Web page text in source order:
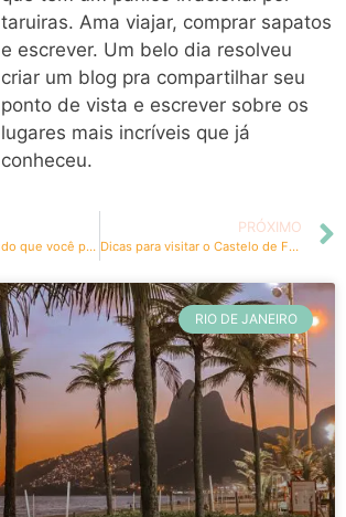
taruiras. Ama viajar, comprar sapatos
e escrever. Um belo dia resolveu
criar um blog pra compartilhar seu
ponto de vista e escrever sobre os
lugares mais incríveis que já
conheceu.
Parque Guinle: Tudo que você precisa saber antes de ir
PRÓXIMO
Dicas para visitar o Castelo de Fontainebleau perto de Paris
RIO DE JANEIRO